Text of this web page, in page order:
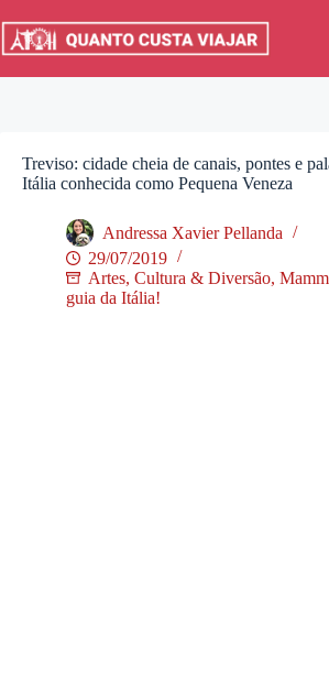
para
Treviso: cidade cheia de canais, pontes e
Itália conhecida como Pequena Veneza
Andressa Xavier Pellanda
29/07/2019
Artes, Cultura & Diversão,
guia da Itália!